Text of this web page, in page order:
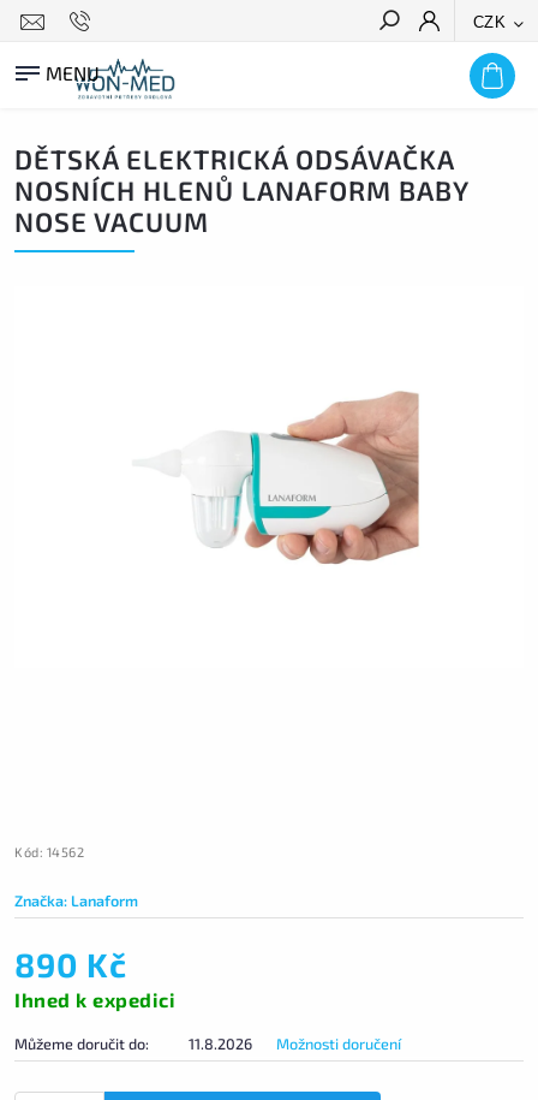
CZK
HLEDAT
DĚTSKÁ ELEKTRICKÁ ODSÁVAČKA
NOSNÍCH HLENŮ LANAFORM BABY
NOSE VACUUM
Kód: 14562
Značka: Lanaform
890 Kč
Ihned k expedici
Můžeme doručit do: 11.8.2026 Možnosti doručení